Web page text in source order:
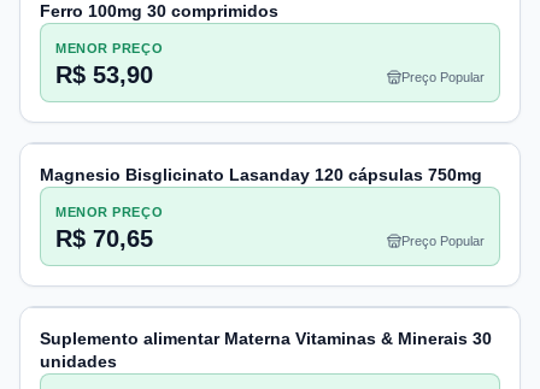
Ferro 100mg 30 comprimidos
MENOR PREÇO
R$ 53,90 Preço Popular
Magnesio Bisglicinato Lasanday 120 cápsulas 750mg
MENOR PREÇO
R$ 70,65 Preço Popular
Suplemento alimentar Materna Vitaminas & Minerais 30
unidades